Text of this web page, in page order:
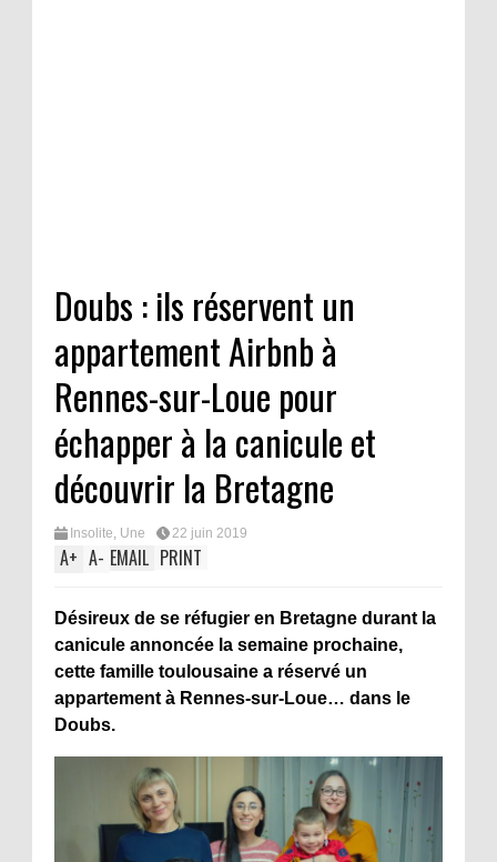
Doubs : ils réservent un
appartement Airbnb à
Rennes-sur-Loue pour
échapper à la canicule et
découvrir la Bretagne
Insolite, Une 22 juin 2019
A+ A- EMAIL PRINT
Désireux de se réfugier en Bretagne durant la
canicule annoncée la semaine prochaine,
cette famille toulousaine a réservé un
appartement à Rennes-sur-Loue… dans le
Doubs.